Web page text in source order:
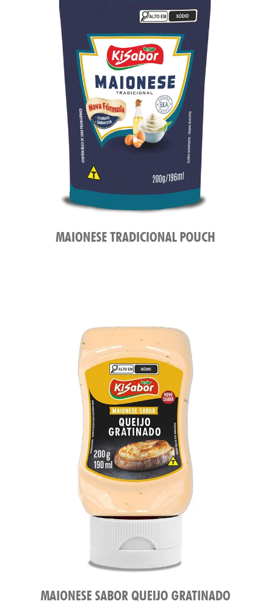
MAIONESE TRADICIONAL POUCH
MAIONESE SABOR QUEIJO GRATINADO